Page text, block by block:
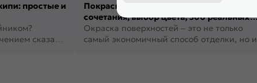
простые и
сказать,
Покраска стен в интерьере: виды, дизайн,
сочетания, выбор цвета, 300 реальных
фото
Окраска поверхностей – это не только
самый экономичный способ отделки, но и